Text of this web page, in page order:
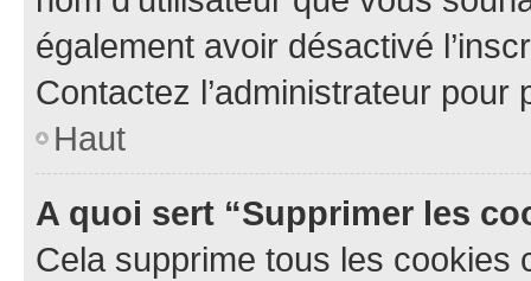
également avoir désactivé
Contactez l’administrateur
Haut
A quoi sert “Supprimer les
Cela supprime tous les cookies